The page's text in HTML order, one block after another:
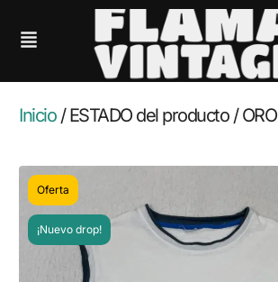
Inicio/ ESTADO del producto / ORO
Oferta
¡Nuevo drop!